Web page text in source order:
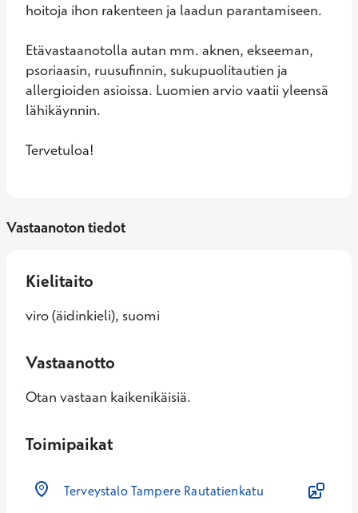
hoitoja ihon rakenteen ja laadun parantamiseen.
Etävastaanotolla autan mm. aknen, ekseeman,
psoriaasin, ruusufinnin, sukupuolitautien ja
allergioiden asioissa. Luomien arvio vaatii yleensä
lähikäynnin.
Tervetuloa!
Vastaanoton tiedot
Kielitaito
viro (äidinkieli), suomi
Vastaanotto
Otan vastaan kaikenikäisiä.
Toimipaikat
Terveystalo Tampere Rautatienkatu